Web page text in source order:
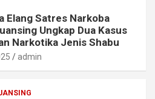
Elang Satres Narkoba
Ungkap Dua Kasus
Narkotika Jenis Shabu
admin